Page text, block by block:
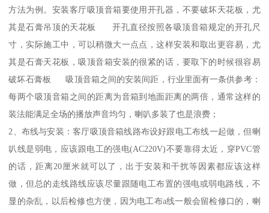
方法为例。安装客厅吸顶音箱要使用开孔器，不要破坏天花板，尤
其是石膏吊顶的天花板 开孔直径按照各吸顶音箱规定的开孔尺
寸，实际施工中，可以稍微大一点点，这样安装和取出更容易，尤
其是石膏天花板，吸顶音箱安装的很紧的话，要取下的时候很容易
破坏石膏板 吸顶音箱之间的安装间距，行业里面有一条供参考：
每两个吸顶音箱之间的距离为音箱到地面距离的两倍，通常这样的
装法能满足全场的播放声音均匀，喇叭多装了也是浪费；
2、布线与安装：客厅吸顶音箱线路布设好跟电工布线一起做，但喇
叭线是弱电，应该跟电工的强电(AC220V)不要靠得太近，穿PVC管
的话，距离20厘米就可以了，出于安装和干扰等因素都应该这样
做，但总的走线路线应该尽量跟随电工布置的强电或弱电路线，不
显的杂乱，以后检修也方便，因为电工布a线一般会留检修口的，喇